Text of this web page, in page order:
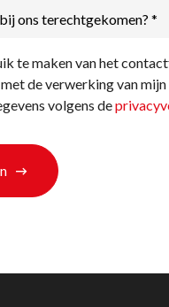
*te maken van het
de verwerking van mijn
volgens de